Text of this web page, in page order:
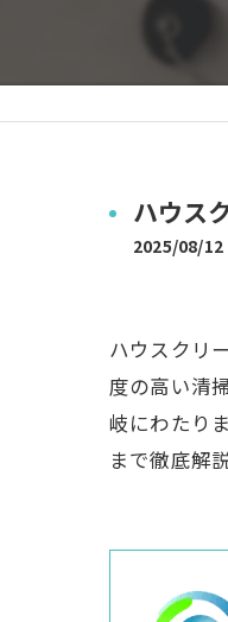
ハウス
2025/08/12
ハウスクリ
度の高い清
岐にわたり
まで徹底解